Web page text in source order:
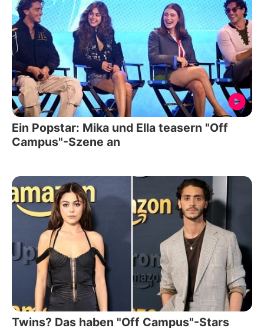
Ein Popstar: Mika und Ella teasern "Off
Campus"-Szene an
Twins? Das haben "Off Campus"-Stars